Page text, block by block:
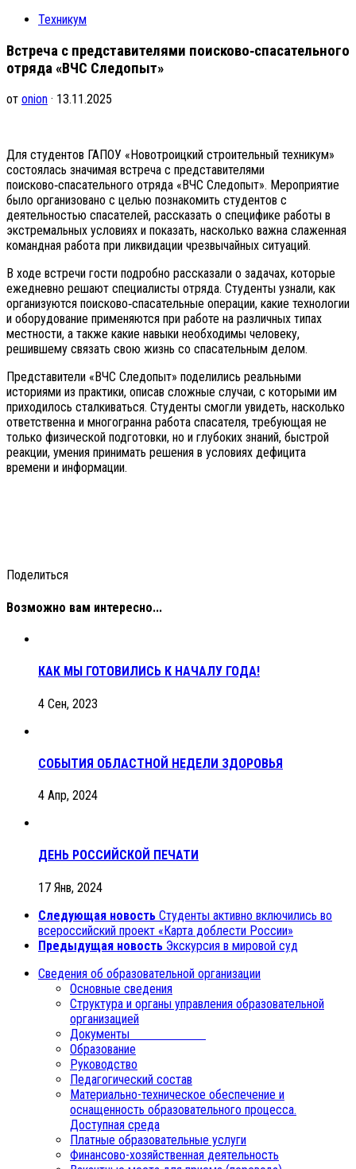
Техникум
Встреча с представителями поисково‑спасательного
отряда «ВЧС Следопыт»
от onion · 13.11.2025
Для студентов ГАПОУ «Новотроицкий строительный техникум»
состоялась значимая встреча с представителями
поисково‑спасательного отряда «ВЧС Следопыт». Мероприятие
было организовано с целью познакомить студентов с
деятельностью спасателей, рассказать о специфике работы в
экстремальных условиях и показать, насколько важна слаженная
командная работа при ликвидации чрезвычайных ситуаций.
В ходе встречи гости подробно рассказали о задачах, которые
ежедневно решают специалисты отряда. Студенты узнали, как
организуются поисково‑спасательные операции, какие технологии
и оборудование применяются при работе на различных типах
местности, а также какие навыки необходимы человеку,
решившему связать свою жизнь со спасательным делом.
Представители «ВЧС Следопыт» поделились реальными
историями из практики, описав сложные случаи, с которыми им
приходилось сталкиваться. Студенты смогли увидеть, насколько
ответственна и многогранна работа спасателя, требующая не
только физической подготовки, но и глубоких знаний, быстрой
реакции, умения принимать решения в условиях дефицита
времени и информации.
Поделиться
Возможно вам интересно...
КАК МЫ ГОТОВИЛИСЬ К НАЧАЛУ ГОДА!
4 Сен, 2023
СОБЫТИЯ ОБЛАСТНОЙ НЕДЕЛИ ЗДОРОВЬЯ
4 Апр, 2024
ДЕНЬ РОССИЙСКОЙ ПЕЧАТИ
17 Янв, 2024
Следующая новость Студенты активно включились во
всероссийский проект «Карта доблести России»
Предыдущая новость Экскурсия в мировой суд
Сведения об образовательной организации
Основные сведения
Структура и органы управления образовательной
организацией
Документы
Образование
Руководство
Педагогический состав
Материально-техническое обеспечение и
оснащенность образовательного процесса.
Доступная среда
Платные образовательные услуги
Финансово-хозяйственная деятельность